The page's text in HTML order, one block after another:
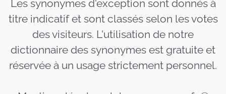
Les synonymes d'exception sont donnés à
titre indicatif et sont classés selon les votes
des visiteurs. L'utilisation de notre
dictionnaire des synonymes est gratuite et
réservée à un usage strictement personnel.